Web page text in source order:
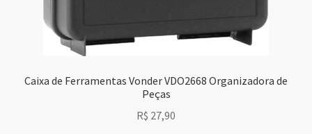
Caixa de Ferramentas Vonder VDO2668 Organizadora de
Peças
R$ 27,90